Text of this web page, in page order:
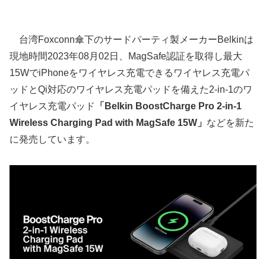
台湾Foxconn傘下のサードパーティ製メーカーBelkinは
現地時間2023年08月02日、MagSafe認証を取得し最大
15WでiPhoneをワイヤレス充電できるワイヤレス充電パ
ッドとQi対応のワイヤレス充電パッドを備えた2-in-1のワ
イヤレス充電パッド
「Belkin BoostCharge Pro 2-in-1
Wireless Charging Pad with MagSafe 15W」 などを新た
に発売しています。